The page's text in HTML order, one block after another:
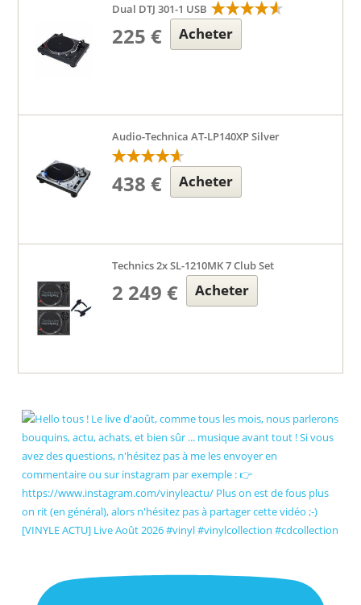
Dual DTJ 301-1 USB
225 € Acheter
Audio-Technica AT-LP140XP Silver
438 € Acheter
Technics 2x SL-1210MK 7 Club Set
2 249 € Acheter
[VINYLE ACTU] Live Août 2026 #vinyl #vinylcollection #cdcollection